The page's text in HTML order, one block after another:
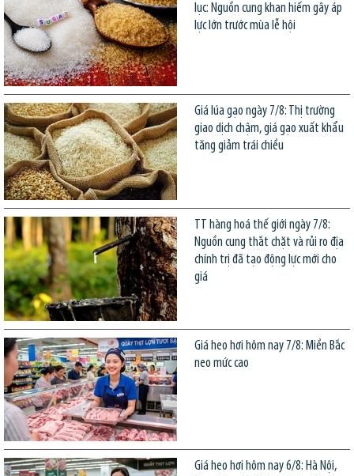
lục: Nguồn cung khan hiếm gây áp
lực lớn trước mùa lễ hội
Giá lúa gạo ngày 7/8: Thị trường
giao dịch chậm, giá gạo xuất khẩu
tăng giảm trái chiều
TT hàng hoá thế giới ngày 7/8:
Nguồn cung thắt chặt và rủi ro địa
chính trị đã tạo động lực mới cho
giá
Giá heo hơi hôm nay 7/8: Miền Bắc
neo mức cao
Giá heo hơi hôm nay 6/8: Hà Nội,